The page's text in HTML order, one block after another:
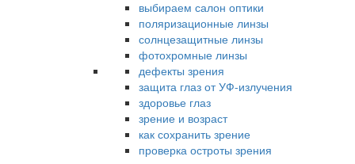
выбираем салон оптики
поляризационные линзы
солнцезащитные линзы
фотохромные линзы
дефекты зрения
защита глаз от УФ-излучения
здоровье глаз
зрение и возраст
как сохранить зрение
проверка остроты зрения